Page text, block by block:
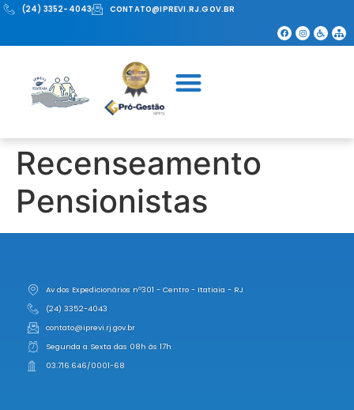
(24) 3352-4043 CONTATO@IPREVI.RJ.GOV.BR
Recenseamento
Pensionistas
Av dos Expedicionários nº301 - Centro - Itatiaia - RJ
(24) 3352-4043
contato@iprevi.rj.gov.br
Segunda a Sexta das 08h às 17h
03.716.646/0001-68